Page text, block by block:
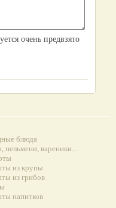
очень предвзято
блюда
пельмени, вареники...
из крупы
из грибов
напитков